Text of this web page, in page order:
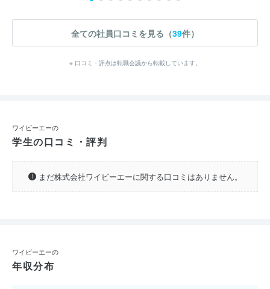
全ての社員口コミを見る（39件）
※ 口コミ・評点は転職会議から転載しています。
ワイビーエーの
学生の口コミ・評判
まだ株式会社ワイビーエーに関する口コミはありません。
ワイビーエーの
年収分布